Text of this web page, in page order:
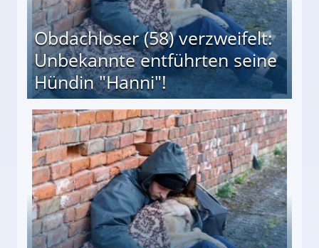
Obdachloser (58) verzweifelt:
Unbekannte entführten seine
Hündin "Hanni"!
entführten seine Hündin "Hanni"!